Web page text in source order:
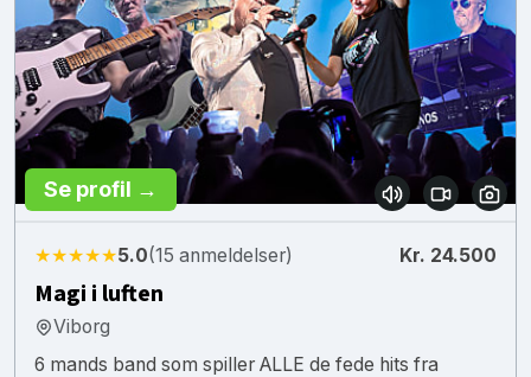
Se profil →
★★★★★5.0(15 anmeldelser) Kr. 24.500
Magi i luften
Viborg
6 mands band som spiller ALLE de fede hits fra